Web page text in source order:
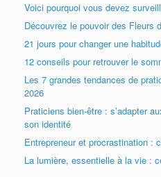
Voici pourquoi vous devez
Découvrez le pouvoir des Fleurs
21 jours pour changer une
12 conseils pour retrouver le
Les 7 grandes tendances de
2026
Praticiens bien-être : s’adapter
son identité
Entrepreneur et procrastination :
La lumière, essentielle à la vie :